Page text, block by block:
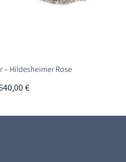
– Hildesheimer Rose
€